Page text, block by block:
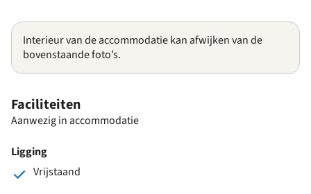
Interieur van de accommodatie kan afwijken van de
bovenstaande foto’s.
Faciliteiten
Aanwezig in accommodatie
Ligging
Vrijstaand